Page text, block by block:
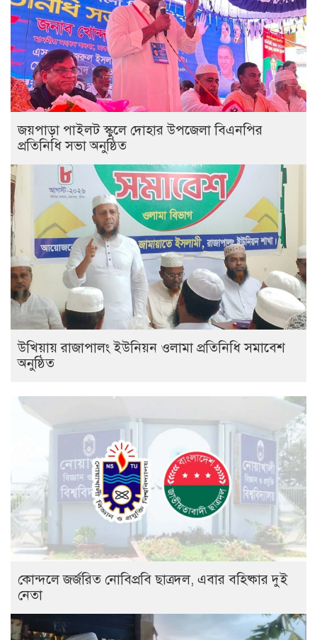
জয়পাড়া পাইলট স্কুলে দোহার উপজেলা বিএনপির
প্রতিনিধি সভা অনুষ্ঠিত
উখিয়ায় রাজাপালং ইউনিয়ন ওলামা প্রতিনিধি সমাবেশ
অনুষ্ঠিত
কোন্দলে জর্জরিত নোবিপ্রবি ছাত্রদল, এবার বহিষ্কার দুই
নেতা